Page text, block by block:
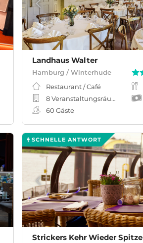
Landhaus Walter
Hamburg / Winterhude
Restaurant / Café
8 Veranstaltungsräume
60 Gäste
SCHNELLE ANTWORT
Strickers Kehr Wieder Spitze